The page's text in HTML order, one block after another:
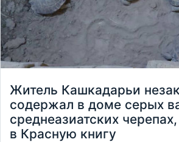
Житель Кашкадарьи
содержал в доме серых
среднеазиатских
в Красную книгу